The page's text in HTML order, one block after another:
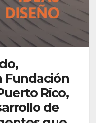
Fundación
Rico,
de